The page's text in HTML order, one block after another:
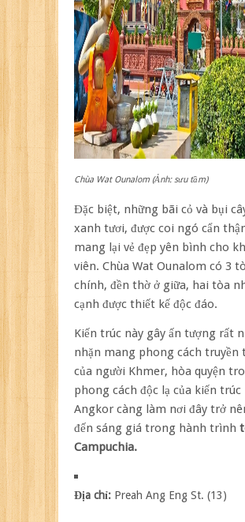
Chùa Wat Ounalom (Ảnh: sưu tầm)
Đặc biệt, những bãi cỏ và bụi
xanh tươi, được coi ngó cẩn
mang lại vẻ đẹp yên bình cho
viên. Chùa Wat Ounalom có 3
chính, đền thờ ở giữa, hai tòa
cạnh được thiết kế độc đáo.
Kiến trúc này gây ấn tượng rất
nhặn mang phong cách truyền
của người Khmer, hòa quyện
phong cách độc lạ của kiến trúc
Angkor càng làm nơi đây trở
đến sáng giá trong hành trình
Campuchia.
Địa chỉ: Preah Ang Eng St. (13)